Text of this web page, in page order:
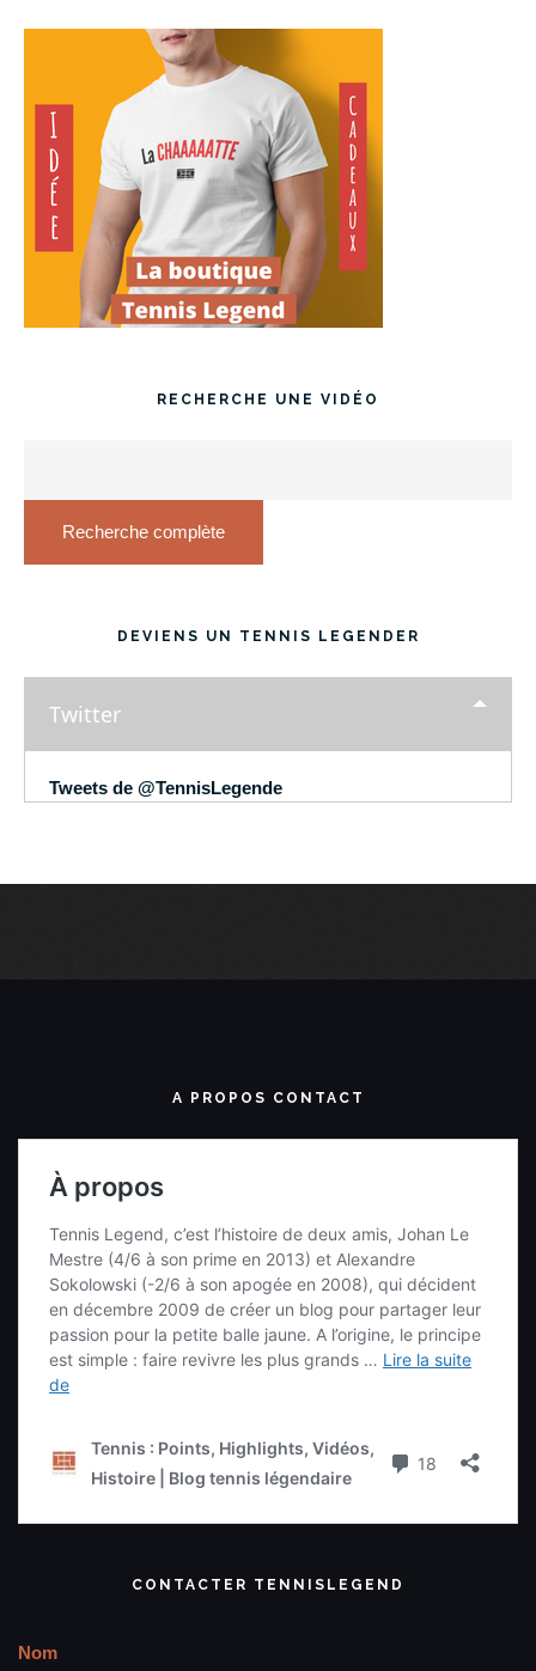
RECHERCHE UNE VIDÉO
Recherche complète
DEVIENS UN TENNIS LEGENDER
Twitter
Tweets de @TennisLegende
A PROPOS CONTACT
CONTACTER TENNISLEGEND
Nom